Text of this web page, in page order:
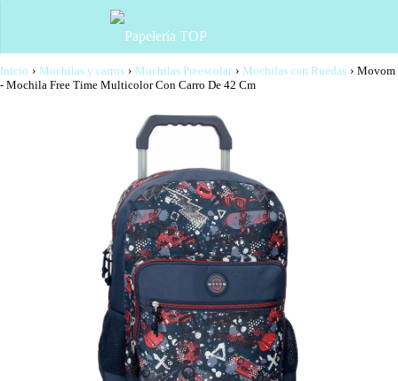
Inicio › Mochilas y carros › Mochilas Preescolar › Mochilas con Ruedas › Movom
- Mochila Free Time Multicolor Con Carro De 42 Cm